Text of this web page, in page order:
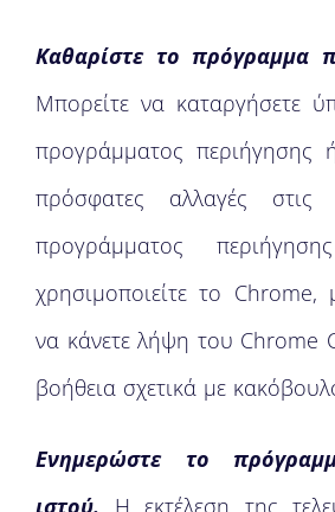
Καθαρίστε το πρόγραμμα
Μπορείτε να καταργήσετε
προγράμματος περιήγησης
πρόσφατες αλλαγές στις
προγράμματος
χρησιμοποιείτε το Chrome,
να κάνετε λήψη του Chrome
βοήθεια σχετικά με
Ενημερώστε το
ιστού. Η εκτέλεση της